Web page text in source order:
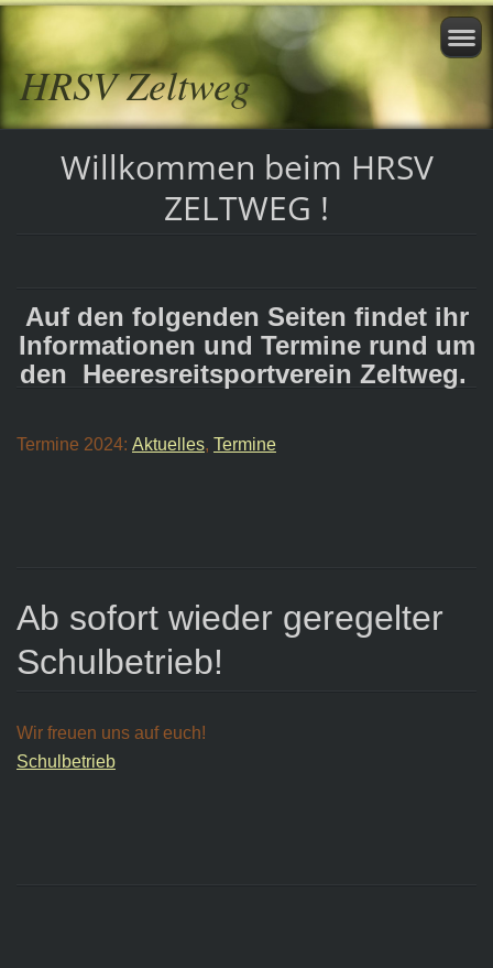
HRSV Zeltweg
Willkommen beim HRSV
ZELTWEG !
Auf den folgenden Seiten findet ihr
Informationen und Termine rund um
den Heeresreitsportverein Zeltweg.
Termine 2024: Aktuelles, Termine
Ab sofort wieder geregelter
Schulbetrieb!
Wir freuen uns auf euch!
Schulbetrieb